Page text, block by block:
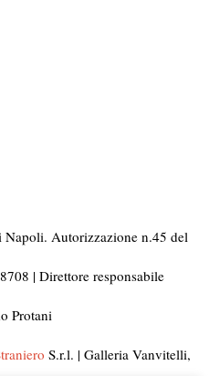
Napoli. Autorizzazione n.45 del
| Direttore responsabile
Protani
S.r.l. | Galleria Vanvitelli,